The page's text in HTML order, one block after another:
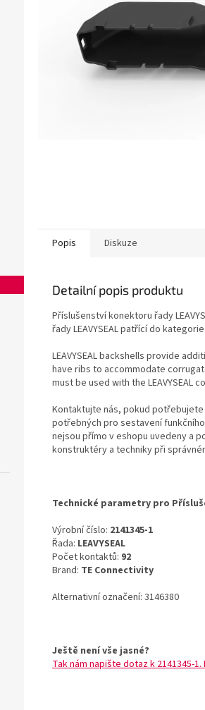
Popis Diskuze
Detailní popis produktu
Příslušenství konektoru řady
řady LEAVYSEAL patřící do
LEAVYSEAL backshells provide
have ribs to accommodate
must be used with the LEAVYSEAL
Kontaktujte nás, pokud
potřebných pro sestavení
nejsou přímo v eshopu uvedeny a
konstruktéry a techniky při
Technické parametry pro
Výrobní číslo: 2141345-1
Řada: LEAVYSEAL
Počet kontaktů: 92
Brand: TE Connectivity
Alternativní označení: 3146380
Ještě není vše jasné?
Tak nám napište dotaz k 2141345-